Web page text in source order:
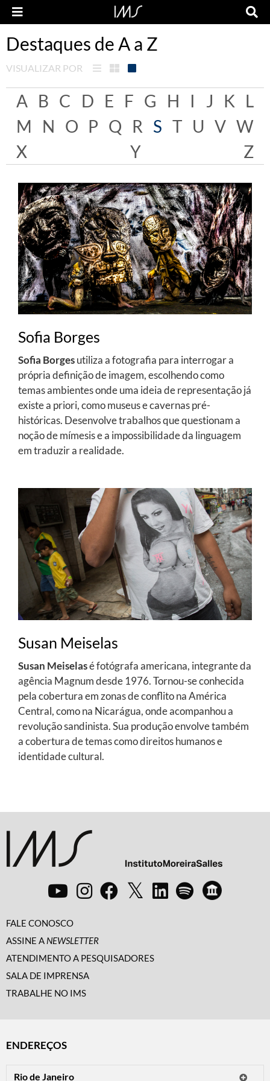
Destaques de A a Z
VISUALIZAR POR
A B C D E F G H I J K L
M
N O P Q R S T U V W
X
Y Z
Sofia Borges
Sofia Borgesutiliza a fotografia para interrogar a
própria definição de imagem, escolhendo como
temas ambientes onde uma ideia de representação já
existe a priori, como museus e cavernas pré-
históricas. Desenvolve trabalhos que questionam a
noção de mímesis e a impossibilidade da linguagem
em traduzir a realidade.
Susan Meiselas
Susan Meiselasé fotógrafa americana, integrante da
agência Magnum desde 1976. Tornou-se conhecida
pela cobertura em zonas de conflito na América
Central, como na Nicarágua, onde acompanhou a
revolução sandinista. Sua produção envolve também
a cobertura de temas como direitos humanos e
identidade cultural.
FALE CONOSCO
ASSINE A NEWSLETTER
ATENDIMENTO A PESQUISADORES
SALA DE IMPRENSA
TRABALHE NO IMS
ENDEREÇOS
Rio de Janeiro